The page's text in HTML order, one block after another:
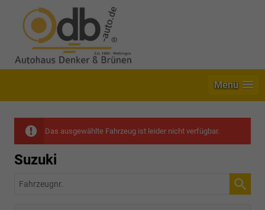
Menü
Das ausgewählte Fahrzeug ist leider nicht verfügbar.
Suzuki
Fahrzeugnr.